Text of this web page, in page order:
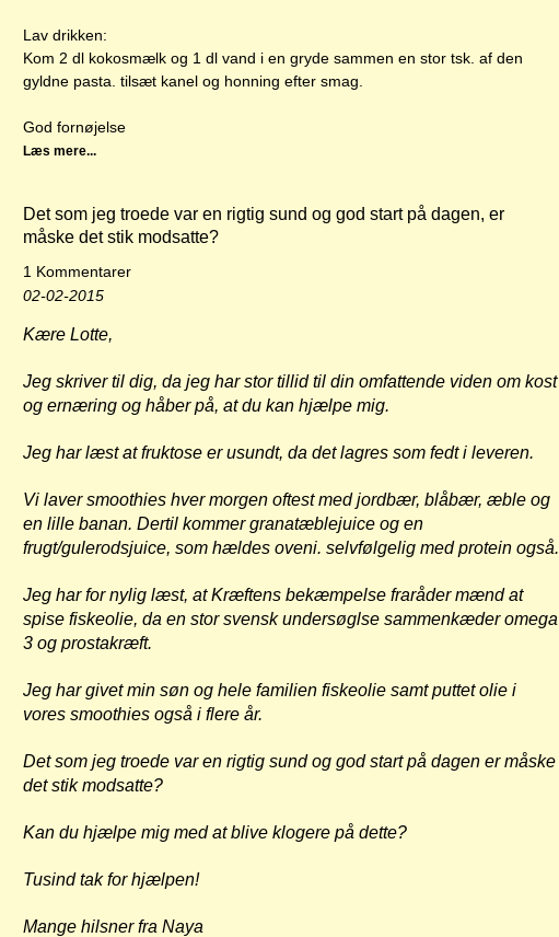
Lav drikken:
Kom 2 dl kokosmælk og 1 dl vand i en gryde sammen en stor tsk. af den
gyldne pasta. tilsæt kanel og honning efter smag.
God fornøjelse
Læs mere...
Det som jeg troede var en rigtig sund og god start på dagen, er
måske det stik modsatte?
1 Kommentarer
02-02-2015
Kære Lotte,
Jeg skriver til dig, da jeg har stor tillid til din omfattende viden om kost
og ernæring og håber på, at du kan hjælpe mig.
Jeg har læst at fruktose er usundt, da det lagres som fedt i leveren.
Vi laver smoothies hver morgen oftest med jordbær, blåbær, æble og
en lille banan. Dertil kommer granatæblejuice og en
frugt/gulerodsjuice, som hældes oveni. selvfølgelig med protein også.
Jeg har for nylig læst, at Kræftens bekæmpelse fraråder mænd at
spise fiskeolie, da en stor svensk undersøglse sammenkæder omega
3 og prostakræft.
Jeg har givet min søn og hele familien fiskeolie samt puttet olie i
vores smoothies også i flere år.
Det som jeg troede var en rigtig sund og god start på dagen er måske
det stik modsatte?
Kan du hjælpe mig med at blive klogere på dette?
Tusind tak for hjælpen!
Mange hilsner fra Naya